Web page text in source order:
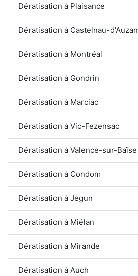
Dératisation à Plaisance
Dératisation à Castelnau-d'Auzan
Dératisation à Montréal
Dératisation à Gondrin
Dératisation à Marciac
Dératisation à Vic-Fezensac
Dératisation à Valence-sur-Baïse
Dératisation à Condom
Dératisation à Jegun
Dératisation à Miélan
Dératisation à Mirande
Dératisation à Auch